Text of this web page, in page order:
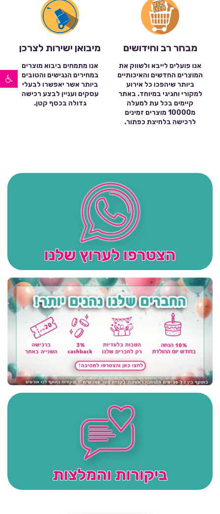
פתח סרגל נגישות
מבחר רב וחידושים
אנו פועלים לייבא ולשווק את
המוצרים החדשים והאיכותיים
ביותר שיהפכו כל אירוע
למקורי וחגיגי במיוחד. באתר
קיימים בכל עת למעלה
מ10000 מוצרים זמינים
לרכישה בלחיצת כפתור.
מיבואן ישירות לצרכן
אנו מתמחים ביבוא מוצרים
במחירים הנגישים והטובים
ביותר אשר יאפשרו לבעלי
עסקים ועניין לבצע רכישה
גדולה בכסף קטן.
הצטרפו לערוץ שלנו
ביקורות והמלצות